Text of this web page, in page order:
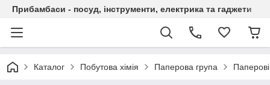
Прибамбаси - посуд, інструменти, електрика та гаджети
Каталог Побутова хімія Паперова група